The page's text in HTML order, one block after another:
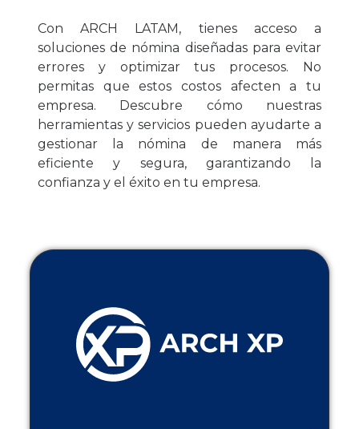
Con ARCH LATAM, tienes acceso a
soluciones de nómina diseñadas para evitar
errores y optimizar tus procesos. No
permitas que estos costos afecten a tu
empresa. Descubre cómo nuestras
herramientas y servicios pueden ayudarte a
gestionar la nómina de manera más
eficiente y segura, garantizando la
confianza y el éxito en tu empresa.